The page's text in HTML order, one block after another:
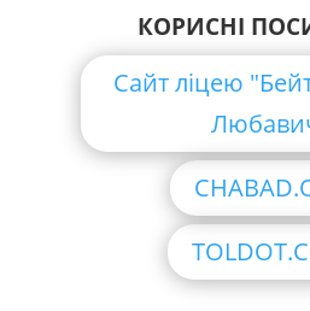
КОРИСНІ
Сайт ліцею